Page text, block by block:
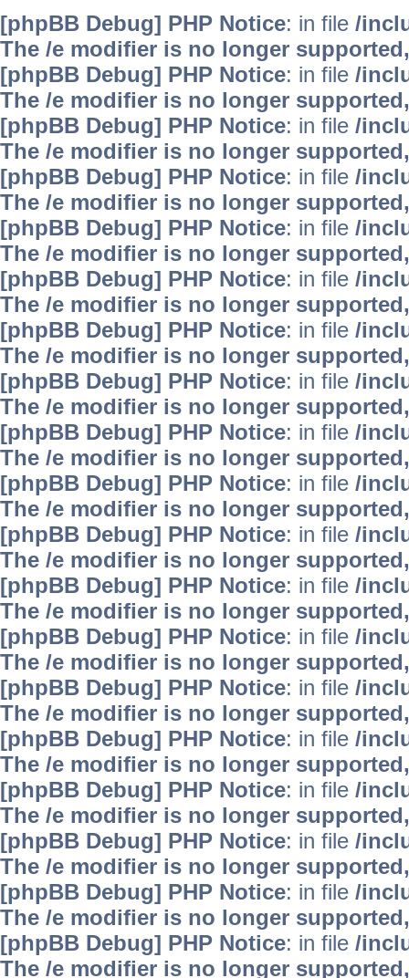
[phpBB Debug] PHP Notice: in file /
The /e modifier is no longer
[phpBB Debug] PHP Notice: in file /
The /e modifier is no longer
[phpBB Debug] PHP Notice: in file /
The /e modifier is no longer
[phpBB Debug] PHP Notice: in file /
The /e modifier is no longer
[phpBB Debug] PHP Notice: in file /
The /e modifier is no longer
[phpBB Debug] PHP Notice: in file /
The /e modifier is no longer
[phpBB Debug] PHP Notice: in file /
The /e modifier is no longer
[phpBB Debug] PHP Notice: in file /
The /e modifier is no longer
[phpBB Debug] PHP Notice: in file /
The /e modifier is no longer
[phpBB Debug] PHP Notice: in file /
The /e modifier is no longer
[phpBB Debug] PHP Notice: in file /
The /e modifier is no longer
[phpBB Debug] PHP Notice: in file /
The /e modifier is no longer
[phpBB Debug] PHP Notice: in file /
The /e modifier is no longer
[phpBB Debug] PHP Notice: in file /
The /e modifier is no longer
[phpBB Debug] PHP Notice: in file /
The /e modifier is no longer
[phpBB Debug] PHP Notice: in file /
The /e modifier is no longer
[phpBB Debug] PHP Notice: in file /
The /e modifier is no longer
[phpBB Debug] PHP Notice: in file /
The /e modifier is no longer
[phpBB Debug] PHP Notice: in file /
The /e modifier is no longer